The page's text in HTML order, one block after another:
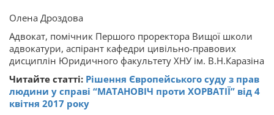
Олена Дроздова
Адвокат, помічник Першого проректора Вищої школи
адвокатури, аспірант кафедри цивільно-правових
дисциплін Юридичного факультету ХНУ ім. В.Н.Каразіна
Читайте статті: Рішення Європейського суду з прав
людини у справі “МАТАНОВІЧ проти ХОРВАТІЇ” від 4
квітня 2017 року